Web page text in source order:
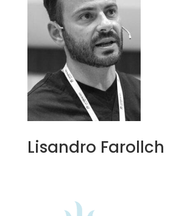
Lisandro Farollch